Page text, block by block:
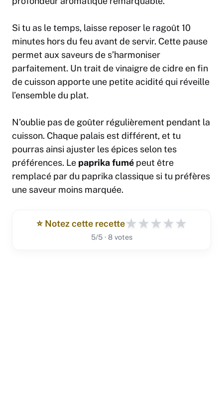
Si tu as le temps, laisse reposer le ragoût 10
minutes hors du feu avant de servir. Cette pause
permet aux saveurs de s’harmoniser
parfaitement. Un trait de vinaigre de cidre en fin
de cuisson apporte une petite acidité qui réveille
l’ensemble du plat.
N’oublie pas de goûter régulièrement pendant la
cuisson. Chaque palais est différent, et tu
pourras ainsi ajuster les épices selon tes
préférences. Le paprika fumé peut être
remplacé par du paprika classique si tu préfères
une saveur moins marquée.
⭐️ Notez cette recette★★★★★
5/5 · 8 votes